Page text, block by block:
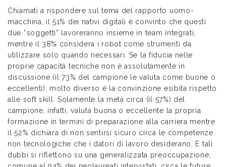
Chiamati a rispondere sul tema del rapporto uomo-
macchina, il 51% dei nativi digitali è convinto che questi
due “soggetti” lavoreranno insieme in team integrati,
mentre il 38% considera i robot come strumenti da
utilizzare solo quando necessari. Se la fiducia nelle
proprie capacità tecniche non è assolutamente in
discussione (il 73% del campione le valuta come buone o
eccellenti), molto diverso è la convinzione esibita rispetto
alle soft skill. Solamente la metà circa (il 57%) del
campione, infatti, valuta buona o eccellente la propria
formazione in termini di preparazione alla carriera mentre
il 52% dichiara di non sentirsi sicuro circa le competenze
non tecnologiche che i datori di lavoro desiderano. E tali
dubbi si riflettono su una generalizzata preoccupazione,